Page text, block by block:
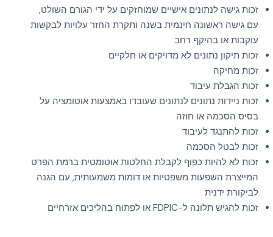
זכות גישה לנתונים אישיים שמוחזקים על ידי הגורם השולט,
עם גישה ראשונה חינמית בשנה ותקרת החזר עלויות לבקשות
עוקבות או בהיקף רחב
זכות תיקון נתונים לא מדויקים או חלקיים
זכות מחיקה
זכות הגבלת עיבוד
זכות ניידות נתונים לנתונים שעובדו באמצעות אוטומציה על
בסיס הסכמה או חוזה
זכות להתנגד לעיבוד
זכות לבטל הסכמה
זכות לא להיות כפוף לקבלת החלטות אוטומטית ברמת הפרט
המייצרת השפעות משפטיות או דומות משמעותית, עם הגנה
לביקורת ידנית
זכות להגיש תלונה ל-FDPIC או לפתוח בהליכים אזרחיים